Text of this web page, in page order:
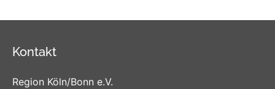
Kontakt
Region Köln/Bonn e.V.